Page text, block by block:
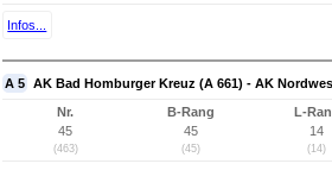
Infos...
A 5 AK Bad Homburger Kreuz (A 661) - AK
Nr.
45
(463)
B-Rang
45
(45)
L-
14
(14)